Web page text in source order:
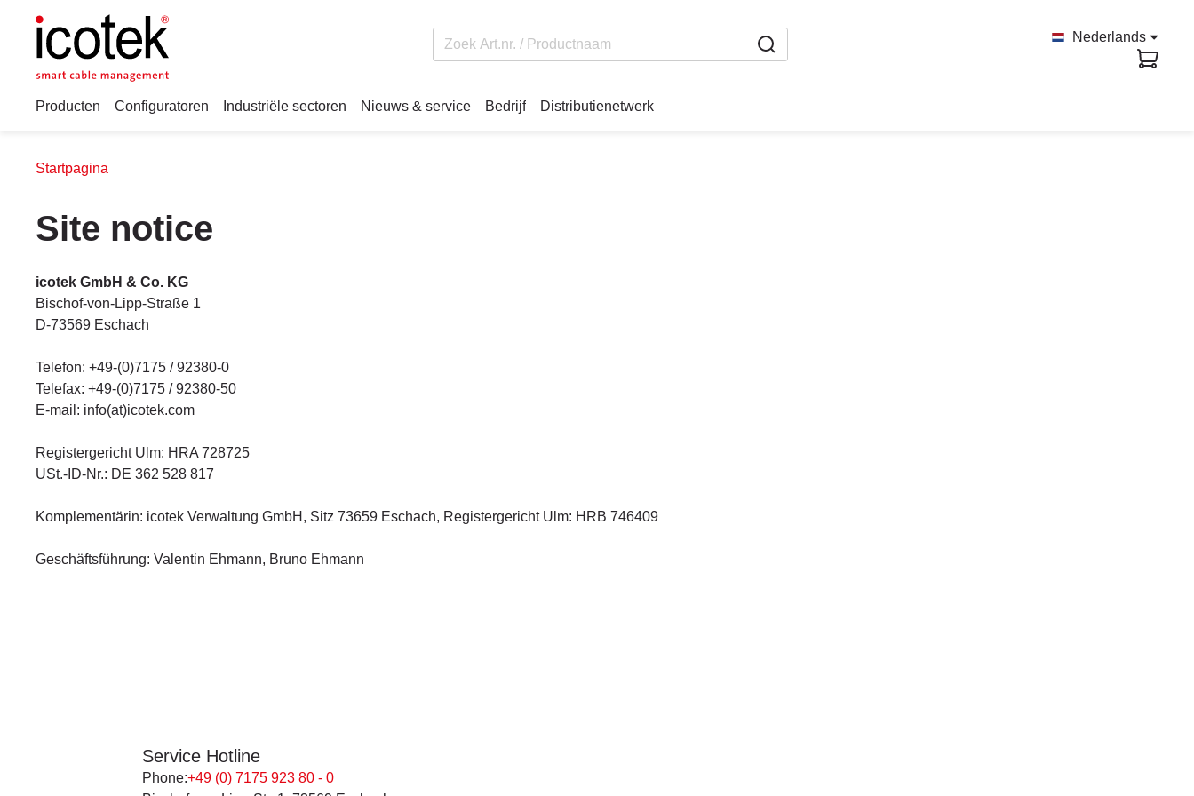
Nederlands
Producten Configuratoren Industriële sectoren Nieuws & service Bedrijf Distributienetwerk
Startpagina
Site notice
icotek GmbH & Co. KG
Bischof-von-Lipp-Straße 1
D-73569 Eschach
Telefon: +49-(0)7175 / 92380-0
Telefax: +49-(0)7175 / 92380-50
E-mail: info(at)icotek.com
Registergericht Ulm: HRA 728725
USt.-ID-Nr.: DE 362 528 817
Komplementärin: icotek Verwaltung GmbH, Sitz 73659 Eschach, Registergericht Ulm: HRB 746409
Geschäftsführung: Valentin Ehmann, Bruno Ehmann
Service Hotline
Phone:+49 (0) 7175 923 80 - 0